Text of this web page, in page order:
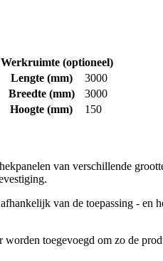
Werkruimte (optioneel)
Lengte(mm)
3000
Breedte(mm)
3000
Hoogte (mm) 150
van verschillende
van de toepassing -
toegevoegd om zo de